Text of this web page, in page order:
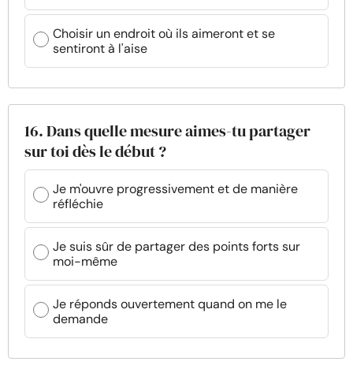
Choisir un endroit où ils aimeront et se
sentiront à l'aise
16. Dans quelle mesure aimes-tu partager
sur toi dès le début ?
Je m'ouvre progressivement et de manière
réfléchie
Je suis sûr de partager des points forts sur
moi-même
Je réponds ouvertement quand on me le
demande